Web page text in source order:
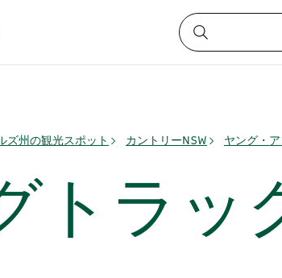
ズ州の観光スポット カントリーNSW ヤング・
トラッ